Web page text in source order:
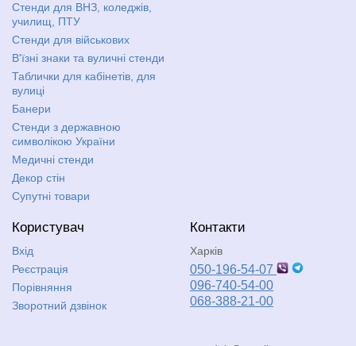
Стенди для ВНЗ, коледжів,
училищ, ПТУ
Стенди для військових
В'їзні знаки та вуличні стенди
Таблички для кабінетів, для
вулиці
Банери
Стенди з державною
символікою України
Медичні стенди
Декор стін
Супутні товари
Користувач
Вхід
Реєстрація
Порівняння
Зворотний дзвінок
Контакти
Харків
050-196-54-07
096-740-54-00
068-388-21-00